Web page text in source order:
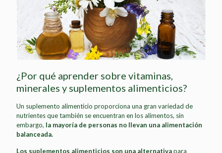
¿Por qué aprender sobre vitaminas,
minerales y suplementos alimenticios?
Un suplemento alimenticio proporciona una gran variedad de
nutrientes que también se encuentran en los alimentos, sin
embargo, la mayoría de personas no llevan una alimentación
balanceada.
Los suplementos alimenticios son una alternativapara